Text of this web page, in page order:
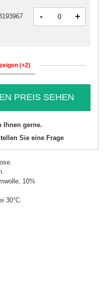
- +
(+2)
PREIS SEHEN
Ihnen gerne.
Sie eine Frage
10%
30°C.